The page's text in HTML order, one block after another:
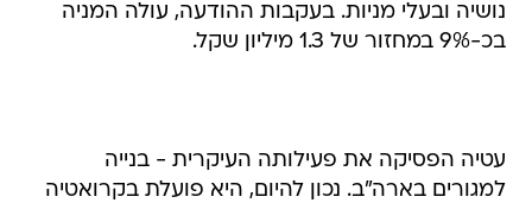
נושיה ובעלי מניות. בעקבות ההודעה, עולה המניה
בכ-9% במחזור של 1.3 מיליון שקל.
עטיה הפסיקה את פעילותה העיקרית - בנייה
למגורים בארה"ב. נכון להיום, היא פועלת בקרואטיה